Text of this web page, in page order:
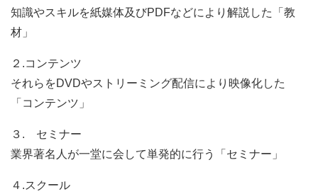
知識やスキルを紙媒体及びPDFなどにより解説した「教
材」
２.コンテンツ
それらをDVDやストリーミング配信により映像化した
「コンテンツ」
３. セミナー
業界著名人が一堂に会して単発的に行う「セミナー」
４.スクール